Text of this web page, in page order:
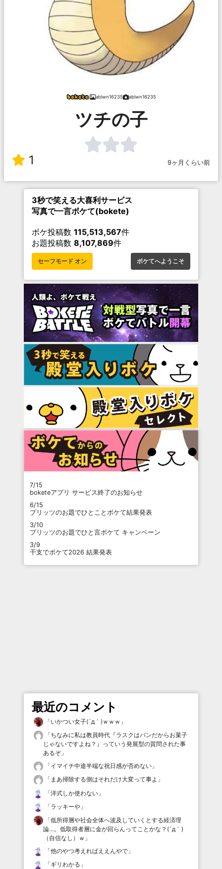
ablwn16235 ablwn16235
ツチの子
1 9ヶ月くらい前
3秒で笑える大喜利サービス
写真で一言ボケて(bokete)
ボケ投稿数 115,513,567件
お題投稿数 8,107,869件
セーフモード オン ボケてへようこそ
7/15
boketeアプリ サービス終了のお知らせ
6/15
プリッツのお題でひとことボケて結果発表
3/10
プリッツのお題でひと言ボケて キャンペーン
3/9
干支でボケて2026 結果発表
最近のコメント
「いかつい女子(´д｀)ｗｗｗ 」
「ちなみに私は教員時代『ラスクはパンだからお菓子
じゃないですよね？』っていう発展型の質問された事
あるぞ」
「イマイチ中途半端な祝日感が否めない 」
「 まあ掃除する側はそれだけ大変って事よ 」
「洋式しか使わない 」
「ラッキーや 」
「低所得層や社会全体へ波及していくとする経済理
論…。低取得者層に金が回らんってことかな？(´д｀)
（自信なし）ｗ 」
「他のやつ考えればええんやで 」
「ギリわかる 」